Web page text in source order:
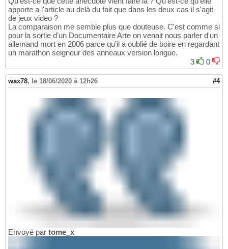
apporte a l'article au delà du fait que dans les deux cas il s'agit
de jeux video ?
La comparaison me semble plus que douteuse. C'est comme si
pour la sortie d'un Documentaire Arte on venait nous parler d'un
allemand mort en 2006 parce qu'il a oublié de boire en regardant
un marathon seigneur des anneaux version longue.
3
0
wax78, le 18/06/2020 à 12h26 #4
Envoyé par tome_x